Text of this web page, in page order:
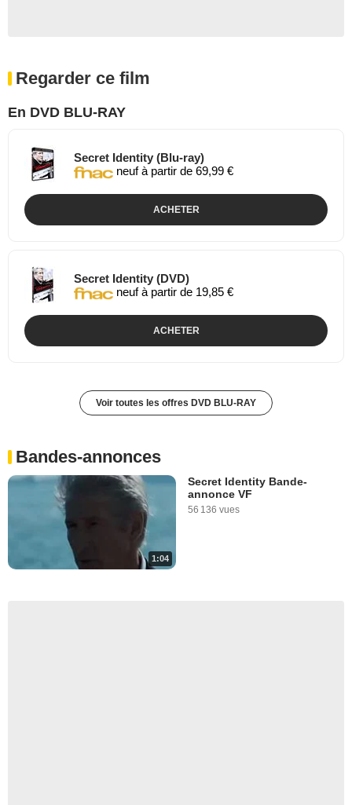
Regarder ce film
En DVD BLU-RAY
Secret Identity (Blu-ray)
neuf à partir de 69,99 €
ACHETER
Secret Identity (DVD)
neuf à partir de 19,85 €
ACHETER
Voir toutes les offres DVD BLU-RAY
Bandes-annonces
1:04
Secret Identity Bande-
annonce VF
56 136 vues